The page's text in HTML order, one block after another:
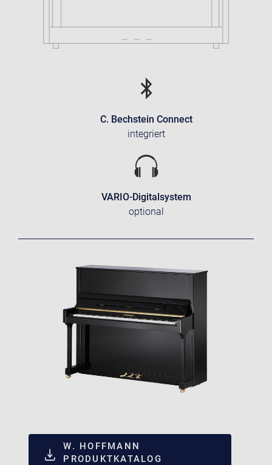
C. Bechstein Connect
integriert
VARIO-Digitalsystem
optional
W. HOFFMANN
PRODUKTKATALOG